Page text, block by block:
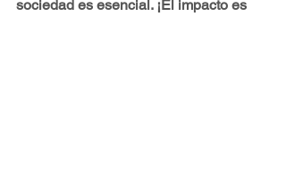
sociedad es esencial. ¡El impacto es